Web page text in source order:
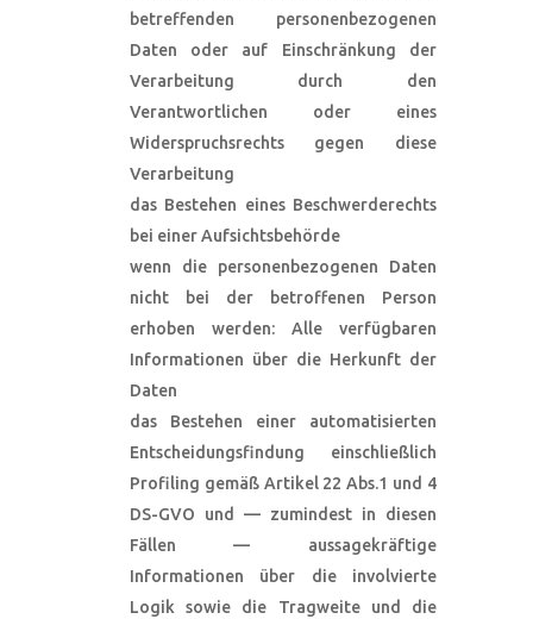
betreffenden personenbezogenen
Daten oder auf Einschränkung der
Verarbeitung durch den
Verantwortlichen oder eines
Widerspruchsrechts gegen diese
Verarbeitung
das Bestehen eines Beschwerderechts
bei einer Aufsichtsbehörde
wenn die personenbezogenen Daten
nicht bei der betroffenen Person
erhoben werden: Alle verfügbaren
Informationen über die Herkunft der
Daten
das Bestehen einer automatisierten
Entscheidungsfindung einschließlich
Profiling gemäß Artikel 22 Abs.1 und 4
DS-GVO und — zumindest in diesen
Fällen — aussagekräftige
Informationen über die involvierte
Logik sowie die Tragweite und die